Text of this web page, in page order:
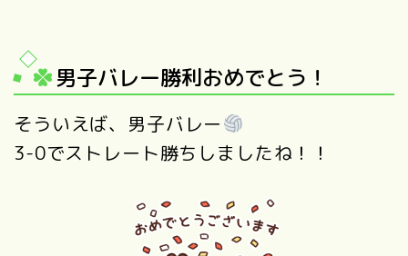
男子バレー勝利おめでとう！
そういえば、男子バレー
3-0でストレート勝ちしましたね！！